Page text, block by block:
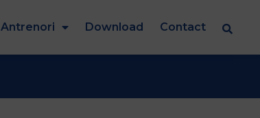
Antrenori Download Contact